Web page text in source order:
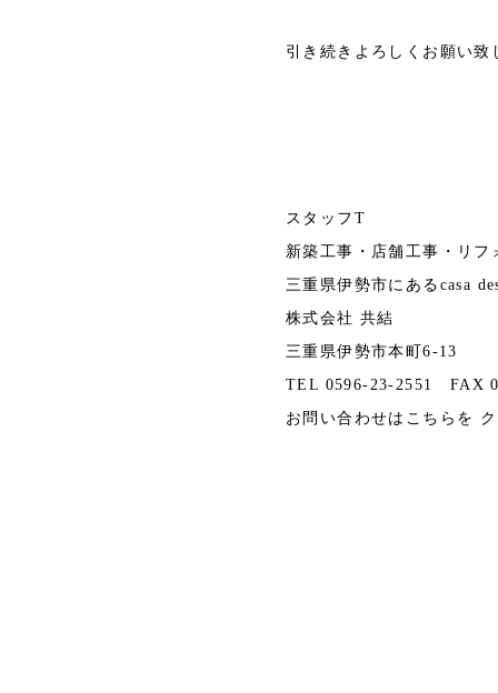
引き続きよろしくお願い致
スタッフT
新築工事・店舗工事・リ
三重県伊勢市にあるcasa
株式会社 共結
三重県伊勢市本町6-13
TEL 0596-23-2551 FAX
お問い合わせはこちらを